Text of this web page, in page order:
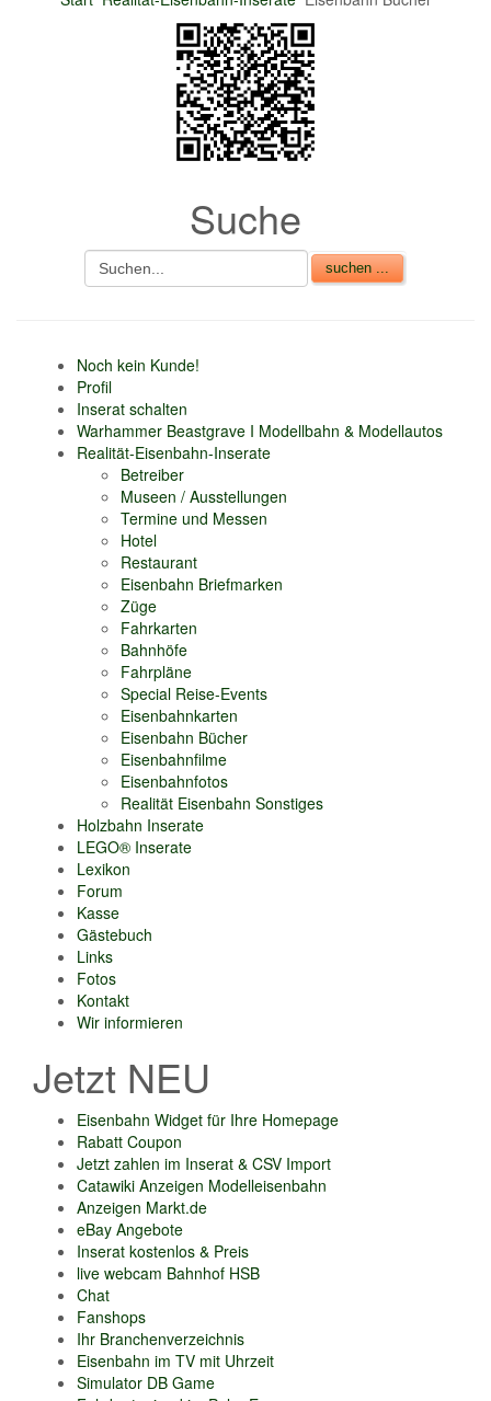
Suche
Noch kein Kunde!
Profil
Inserat schalten
Warhammer Beastgrave I Modellbahn & Modellautos
Realität-Eisenbahn-Inserate
Betreiber
Museen / Ausstellungen
Termine und Messen
Hotel
Restaurant
Eisenbahn Briefmarken
Züge
Fahrkarten
Bahnhöfe
Fahrpläne
Special Reise-Events
Eisenbahnkarten
Eisenbahn Bücher
Eisenbahnfilme
Eisenbahnfotos
Realität Eisenbahn Sonstiges
Holzbahn Inserate
LEGO® Inserate
Lexikon
Forum
Kasse
Gästebuch
Links
Fotos
Kontakt
Wir informieren
Jetzt NEU
Eisenbahn Widget für Ihre Homepage
Rabatt Coupon
Jetzt zahlen im Inserat & CSV Import
Catawiki Anzeigen Modelleisenbahn
Anzeigen Markt.de
eBay Angebote
Inserat kostenlos & Preis
live webcam Bahnhof HSB
Chat
Fanshops
Ihr Branchenverzeichnis
Eisenbahn im TV mit Uhrzeit
Simulator DB Game